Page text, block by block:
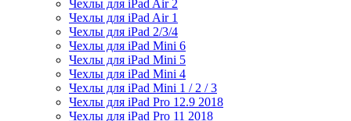
Чехлы для iPad Air 2
Чехлы для iPad Air 1
Чехлы для iPad 2/3/4
Чехлы для iPad Mini 6
Чехлы для iPad Mini 5
Чехлы для iPad Mini 4
Чехлы для iPad Mini 1 / 2 / 3
Чехлы для iPad Pro 12.9 2018
Чехлы для iPad Pro 11 2018